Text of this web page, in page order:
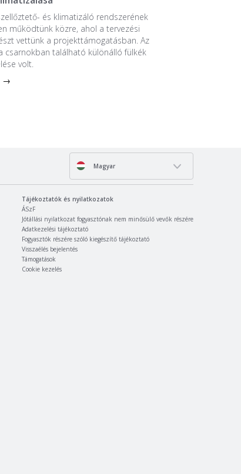
és klimatizáló rendszerének
működtünk közre, ahol a tervezési
vettünk a projekttámogatásban. Az
csarnokban található különálló fülkék
volt.
→
Magyar
Tájékoztatók és nyilatkozatok
ÁSzF
Jótállási nyilatkozat fogyasztónak nem minősülő vevők részére
Adatkezelési tájékoztató
Fogyasztók részére szóló kiegészítő tájékoztató
Visszaélés bejelentés
Támogatások
Cookie kezelés